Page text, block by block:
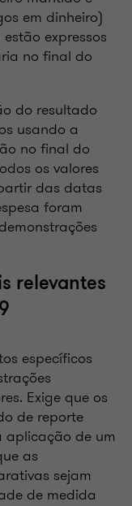
em dinheiro)
expressos
no final do
do resultado
usando a
no final do
os valores
das datas
foram
relevantes
específicos
Exige que os
de reporte
aplicação de um
as
sejam
de medida